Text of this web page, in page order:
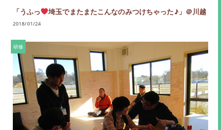
「うふっ 埼玉でまたまたこんなのみつけちゃった♪」＠川越
2018/01/24
研修